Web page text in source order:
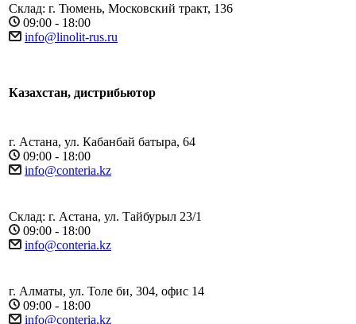
Склад: г. Тюмень, Московский тракт, 136
09:00 - 18:00
info@linolit-rus.ru
Казахстан, дистрибьютор
г. Астана, ул. Кабанбай батыра, 64
09:00 - 18:00
info@conteria.kz
Склад: г. Астана, ул. Тайбурыл 23/1
09:00 - 18:00
info@conteria.kz
г. Алматы, ул. Толе би, 304, офис 14
09:00 - 18:00
info@conteria.kz